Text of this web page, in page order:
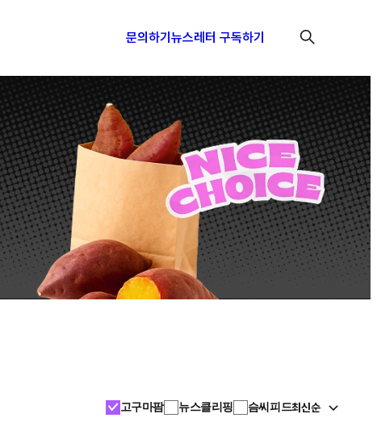
문의하기뉴스레터 구독하기
고구마팜 뉴스클리핑 슴씨피드최신순